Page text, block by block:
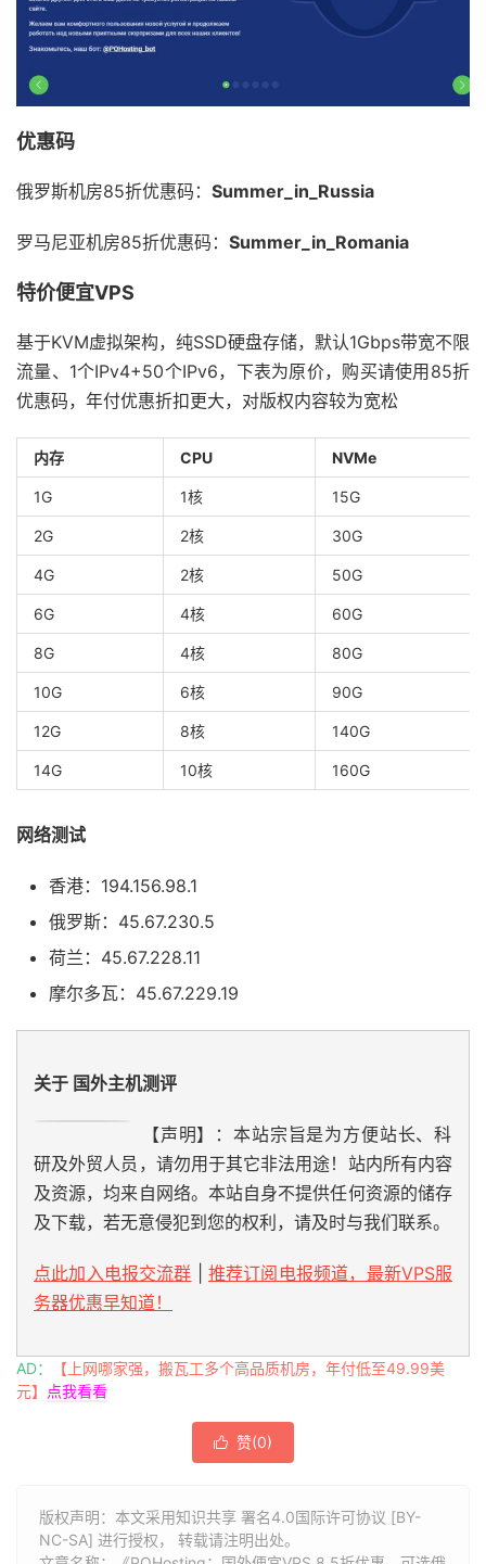
优惠码
俄罗斯机房85折优惠码： Summer_in_Russia
罗马尼亚机房85折优惠码： Summer_in_Romania
特价便宜VPS
基于KVM虚拟架构，纯SSD硬盘存储，默认1Gbps带宽不限
流量、1个IPv4+50个IPv6，下表为原价，购买请使用85折
优惠码，年付优惠折扣更大，对版权内容较为宽松
内存 CPU NVMe
1G 1核 15G
2G 2核 30G
4G 2核 50G
6G 4核 60G
8G 4核 80G
10G 6核 90G
12G 8核 140G
14G 10核 160G
网络测试
香港：194.156.98.1
俄罗斯：45.67.230.5
荷兰：45.67.228.11
摩尔多瓦：45.67.229.19
关于 国外主机测评
【声明】：本站宗旨是为方便站长、科
研及外贸人员，请勿用于其它非法用途！站内所有内容
及资源，均来自网络。本站自身不提供任何资源的储存
及下载，若无意侵犯到您的权利，请及时与我们联系。
点此加入电报交流群
推荐订阅电报频道，最新VPS服
务器优惠早知道！
AD：
【上网哪家强，搬瓦工多个高品质机房，年付低至49.99美
元】
点我看看
 赞(0)
版权声明：本文采用知识共享 署名4.0国际许可协议 [BY-
NC-SA] 进行授权， 转载请注明出处。